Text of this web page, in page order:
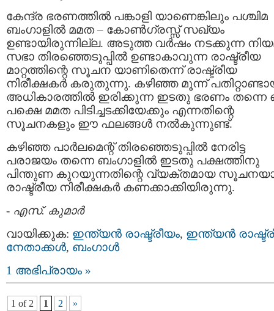
കേന്ദ്ര ഭരണത്തില്‍ പങ്കാളി യാണെങ്കിലും പശ്ചിമ
ബംഗാളില്‍ മമത – കോണ്‍ഗ്രസ്സ് സഖ്യം
ഉണ്ടായിരുന്നില്ല. അടുത്ത വര്‍ഷം നടക്കുന്ന
സഭാ തിരഞ്ഞെടുപ്പില്‍ ഉണ്ടാകാവുന്ന രാഷ്ട്രീയ
മാറ്റത്തിന്റെ സൂചന യാണിതെന്ന് രാഷ്ട്രീയ
നിരീക്ഷകര്‍ കരുതുന്നു. കഴിഞ്ഞ മൂന്ന്
അധികാരത്തില്‍ ഇരിക്കുന്ന ഇടതു ഭരണം തന്നെ
പക്ഷെ മമത പിടിച്ചടക്കിയേക്കും എന്നതിന്റെ
സൂചനകളും ഈ ഫലങ്ങള്‍ നല്‍കുന്നുണ്ട്.
കഴിഞ്ഞ പാര്‍ലമെന്റ് തിരഞ്ഞെടുപ്പില്‍ നേരിട്ട
പരാജയം തന്നെ ബംഗാളില്‍ ഇടതു പക്ഷത്തിനു
പിന്തുണ കുറയുന്നതിന്റെ വ്യക്തമായ
രാഷ്ട്രീയ നിരീക്ഷകര്‍ കണക്കാക്കിയിരുന്നു.
- എസ്. കുമാര്‍
വായിക്കുക: ഇന്ത്യന്‍ രാഷ്ട്രീയം, ഇന്ത്യന്‍
നേതാക്കള്‍, ബംഗാള്‍
1 അഭിപ്രായം »
1 of 2 1 2 »